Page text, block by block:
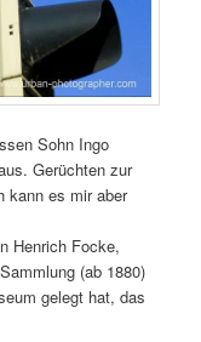
Sohn Ingo
Gerüchten zur
kann es mir aber
Henrich Focke,
(ab 1880)
gelegt hat, das